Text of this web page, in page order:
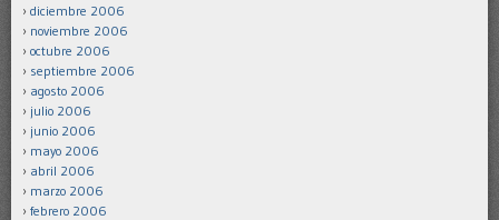
diciembre 2006
noviembre 2006
octubre 2006
septiembre 2006
agosto 2006
julio 2006
junio 2006
mayo 2006
abril 2006
marzo 2006
febrero 2006